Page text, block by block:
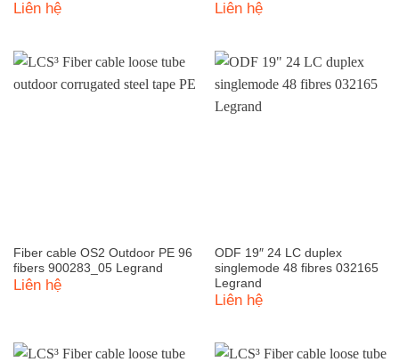
Liên hệ Liên hệ
Fiber cable OS2 Outdoor PE 96
fibers 900283_05 Legrand
Liên hệ
ODF 19″ 24 LC duplex
singlemode 48 fibres 032165
Legrand
Liên hệ